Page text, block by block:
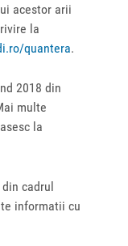
acestor arii
la
quantera.
2018 din
multe
la
cadrul
informatii cu